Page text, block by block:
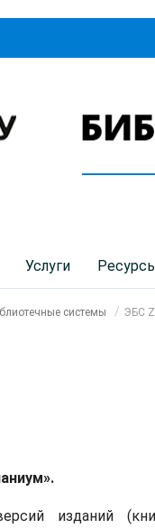
Услуги
системы ЭБС
изданий